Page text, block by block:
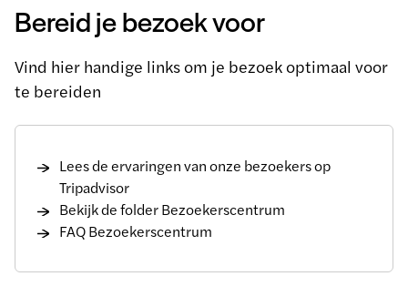
Bereid je bezoek voor
Vind hier handige links om je bezoek optimaal voor
te bereiden
Lees de ervaringen van onze bezoekers op
Tripadvisor
Bekijk de folder Bezoekerscentrum
FAQ Bezoekerscentrum